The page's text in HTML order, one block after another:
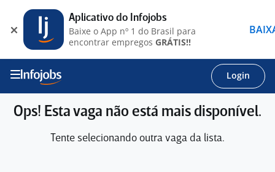
Login
Ops! Esta vaga não está mais disponível.
Tente selecionando outra vaga da lista.
Aplicativo do Infojobs
Baixe o App nº 1 do Brasil para
encontrar empregos GRÁTIS!!